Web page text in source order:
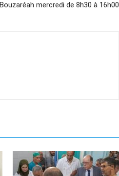
Bouzaréah mercredi de 8h30 à 16h00